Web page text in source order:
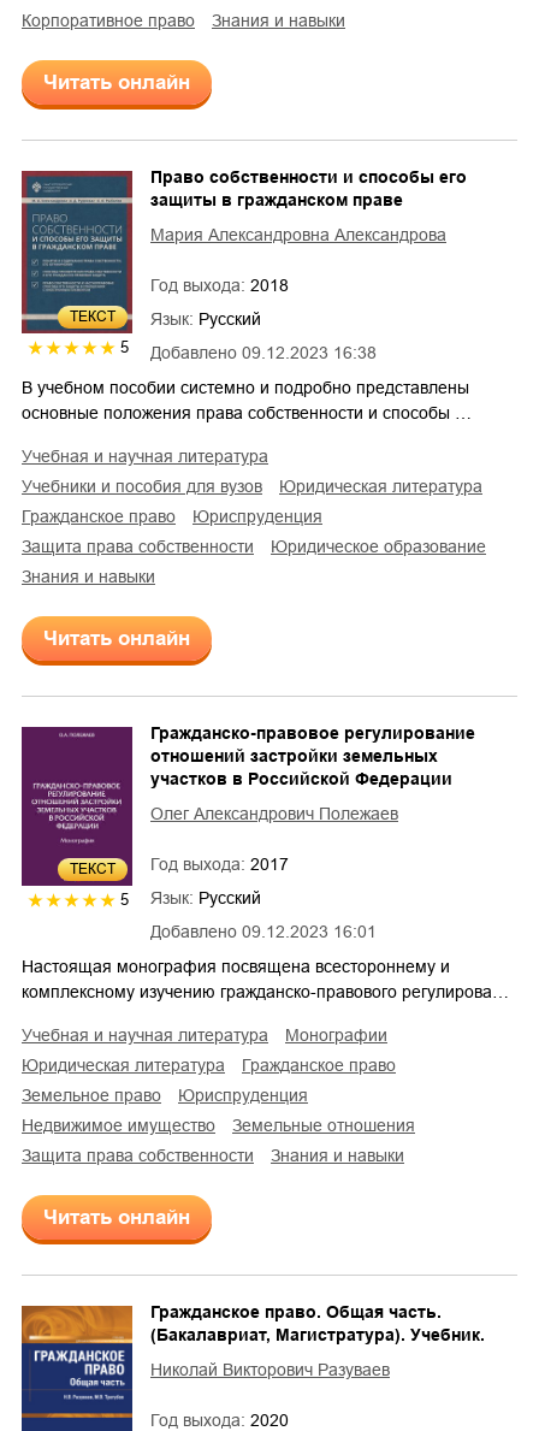
корпоративное право знания и навыки
Читать онлайн
ТЕКСТ
5 Добавлено 09.12.2023 16:38
Право собственности и способы его
защиты в гражданском праве
Мария Александровна Александрова
Год выхода: 2018
Язык: Русский
В учебном пособии системно и подробно представлены
основные положения права собственности и способы …
учебная и научная литература
учебники и пособия для вузов
юридическая литература
гражданское право
юриспруденция
защита права собственности
юридическое образование
знания и навыки
Читать онлайн
ТЕКСТ
5
Добавлено 09.12.2023 16:01
Гражданско-правовое регулирование
отношений застройки земельных
участков в Российской Федерации
Олег Александрович Полежаев
Год выхода: 2017
Язык: Русский
Настоящая монография посвящена всестороннему и
комплексному изучению гражданско-правового регулирова…
учебная и научная литература
монографии
юридическая литература
гражданское право
земельное право
юриспруденция
недвижимое имущество
земельные отношения
защита права собственности
знания и навыки
Читать онлайн
Гражданское право. Общая часть.
(Бакалавриат, Магистратура). Учебник.
Николай Викторович Разуваев
Год выхода: 2020